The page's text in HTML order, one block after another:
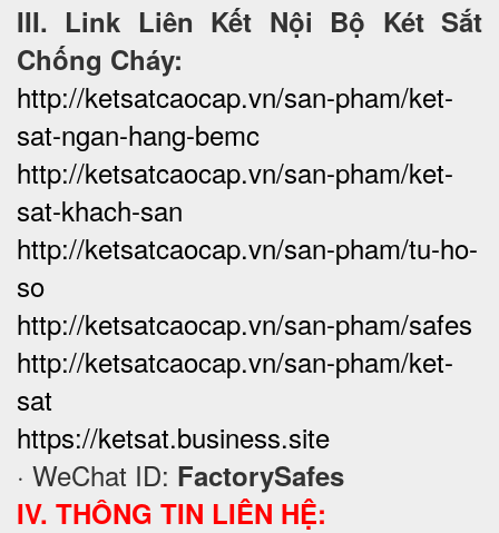
III. Link Liên Kết Nội Bộ Két Sắt
Chống Cháy:
http://ketsatcaocap.vn/san-pham/ket-
sat-ngan-hang-bemc
http://ketsatcaocap.vn/san-pham/ket-
sat-khach-san
http://ketsatcaocap.vn/san-pham/tu-ho-
so
http://ketsatcaocap.vn/san-pham/safes
http://ketsatcaocap.vn/san-pham/ket-
sat
https://ketsat.business.site
· WeChat ID: FactorySafes
IV. THÔNG TIN LIÊN HỆ: